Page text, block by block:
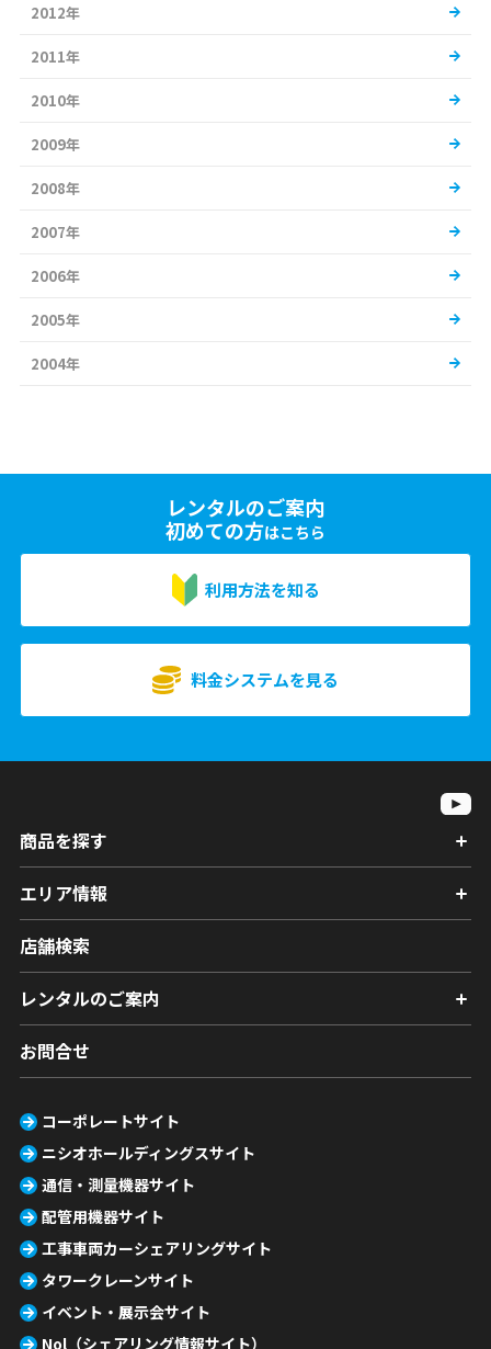
2012年
2011年
2010年
2009年
2008年
2007年
2006年
2005年
2004年
レンタルのご案内
初めての方はこちら
利用方法を知る
料金システムを見る
商品を探す
エリア情報
店舗検索
レンタルのご案内
お問合せ
コーポレートサイト
ニシオホールディングスサイト
通信・測量機器サイト
配管用機器サイト
工事車両カーシェアリングサイト
タワークレーンサイト
イベント・展示会サイト
Nol（シェアリング情報サイト）